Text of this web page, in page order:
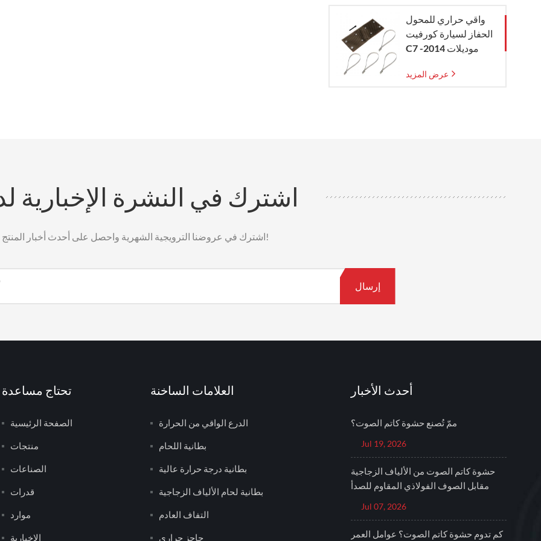
واقي حراري للمحول
الحفاز لسيارة كورفيت
C7 موديلات 2014-
عرض المزيد
اشترك في النشرة الإخبارية
اشترك في عروضنا الترويجية الشهرية واحصل على أحدث أخبار المنتج!
تحتاج مساعدة
الصفحة الرئيسية
منتجات
الصناعات
قدرات
موارد
الإخبارية
العلامات الساخنة
الدرع الواقي من الحرارة
بطانية اللحام
بطانية درجة حرارة عالية
بطانية لحام الألياف الزجاجية
التفاف العادم
حاجز حراري
أحدث الأخبار
ممّ تُصنع حشوة كاتم الصوت؟
Jul 19, 2026
حشوة كاتم الصوت من الألياف الزجاجية
مقابل الصوف الفولاذي المقاوم للصدأ
Jul 07, 2026
كم تدوم حشوة كاتم الصوت؟ عوامل العمر